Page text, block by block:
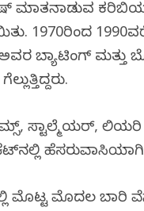
ಮಾತನಾಡುವ
1970ರಿಂದ
ಅವರ ಬ್ಯಾಟಿಂಗ್ ಮತ್ತು
ಸ್ಟಾಲ್ಮೆಯರ್, ಲಿಯರಿ
ಮೊಟ್ಟ ಮೊದಲ ಬಾರಿ